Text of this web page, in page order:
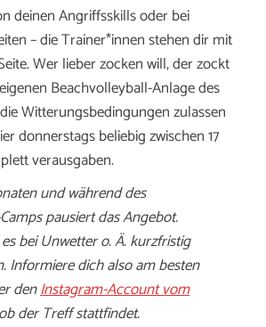
deinen Angriffsskills oder bei
– die Trainer*innen stehen dir mit
Wer lieber zocken will, der zockt
Beachvolleyball-Anlage des
Witterungsbedingungen zulassen
donnerstags beliebig zwischen 17
verausgaben.
und während des
pausiert das Angebot.
bei Unwetter o. Ä. kurzfristig
Informiere dich also am besten
denInstagram-Account vom
der Treff stattfindet.